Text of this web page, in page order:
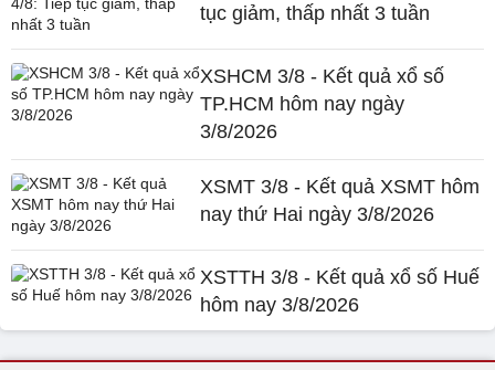
tục giảm, thấp nhất 3 tuần
XSHCM 3/8 - Kết quả xổ số
TP.HCM hôm nay ngày
3/8/2026
XSMT 3/8 - Kết quả XSMT hôm
nay thứ Hai ngày 3/8/2026
XSTTH 3/8 - Kết quả xổ số Huế
hôm nay 3/8/2026